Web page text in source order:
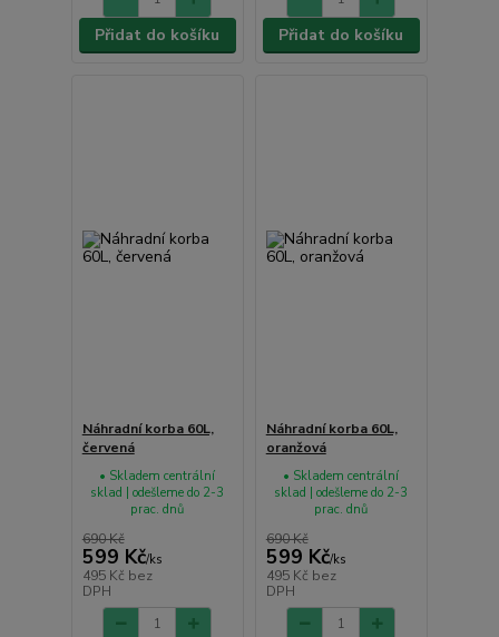
Přidat do košíku Přidat do košíku
Náhradní korba 60L,
červená
690 Kč
599 Kč/ks
495 Kč bez
DPH
• Skladem centrální
sklad | odešleme do 2-3
prac. dnů
Náhradní korba 60L,
oranžová
690 Kč
599 Kč/ks
495 Kč bez
DPH
• Skladem centrální
sklad | odešleme do 2-3
prac. dnů